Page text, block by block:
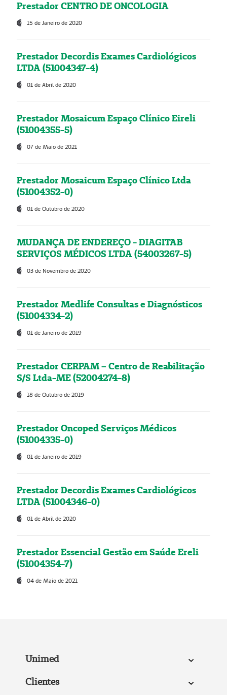
Prestador CENTRO DE ONCOLOGIA
15 de Janeiro de 2020
Prestador Decordis Exames Cardiológicos
LTDA (51004347-4)
01 de Abril de 2020
Prestador Mosaicum Espaço Clínico Eireli
(51004355-5)
07 de Maio de 2021
Prestador Mosaicum Espaço Clínico Ltda
(51004352-0)
01 de Outubro de 2020
MUDANÇA DE ENDEREÇO - DIAGITAB
SERVIÇOS MÉDICOS LTDA (54003267-5)
03 de Novembro de 2020
Prestador Medlife Consultas e Diagnósticos
(51004334-2)
01 de Janeiro de 2019
Prestador CERPAM – Centro de Reabilitação
S/S Ltda-ME (52004274-8)
18 de Outubro de 2019
Prestador Oncoped Serviços Médicos
(51004335-0)
01 de Janeiro de 2019
Prestador Decordis Exames Cardiológicos
LTDA (51004346-0)
01 de Abril de 2020
Prestador Essencial Gestão em Saúde Ereli
(51004354-7)
04 de Maio de 2021
Unimed
Clientes